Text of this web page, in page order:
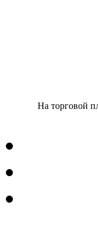
На торговой